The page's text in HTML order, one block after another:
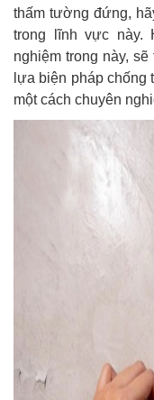
thấm tường đứng,
trong lĩnh vực này.
nghiệm trong này,
lựa biện pháp
một cách chuyên